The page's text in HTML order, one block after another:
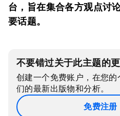
台，旨在集合各方观点讨
要话题。
不要错过关于此主题的
创建一个免费账户，在您
们的最新出版物和分析。
免费注册